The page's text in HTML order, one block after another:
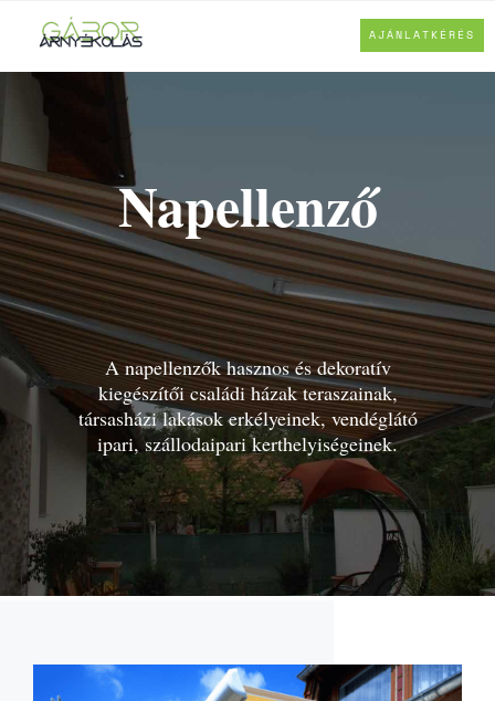
AJÁNLATKÉRÉS
Napellenző
A napellenzők hasznos és dekoratív
kiegészítői családi házak teraszainak,
társasházi lakások erkélyeinek, vendéglátó
ipari, szállodaipari kerthelyiségeinek.